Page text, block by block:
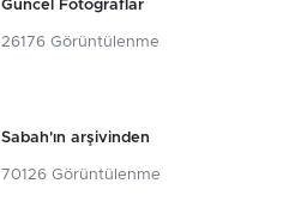
Güncel Fotoğraflar
26176 Görüntülenme
Sabah'ın arşivinden
70126 Görüntülenme